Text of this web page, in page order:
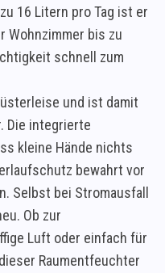
16 Litern pro Tag ist er
Wohnzimmer bis zu
schnell zum
und ist damit
Die integrierte
kleine Hände nichts
bewahrt vor
Selbst bei Stromausfall
Ob zur
Luft oder einfach für
Raumentfeuchter